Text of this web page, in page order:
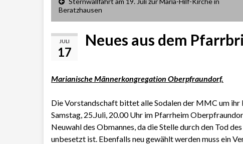
Beratzhausen
JULI
17
Neues aus dem
Marianische Männerkongregation Oberpfraundorf.
Die Vorstandschaft bittet alle Sodalen der MMC um
Samstag, 25.Juli, 20.00 Uhr im Pfarrheim
Neuwahl des Obmannes, da die Stelle durch den Tod
unbesetzt ist. Ebenfalls neu gewählt werden muss ein